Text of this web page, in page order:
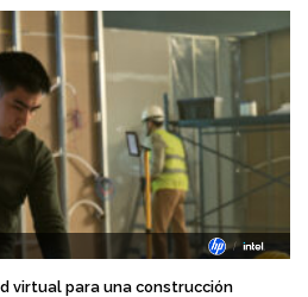
virtual para una construcción